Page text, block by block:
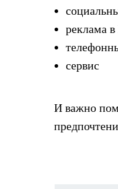
реклама
сервис
И важно